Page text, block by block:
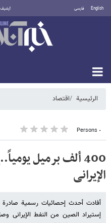
English فارسی أرشيف
الرئيسية اقتصاد
٠ Persons
400 ألف برمیل
الإیرانی
أفادت أحدث إحصائیات رسمیة